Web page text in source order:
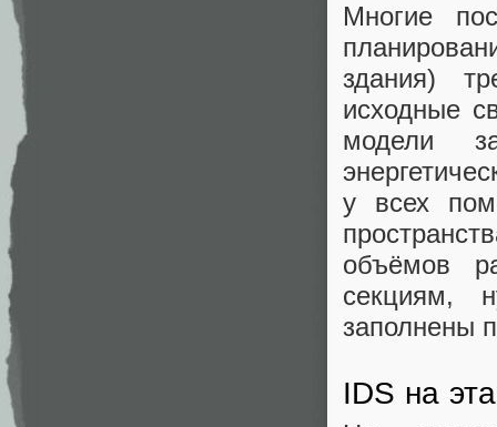
Многие
здания)
исходные
модели
у всех
объёмов
секциям,
заполнены
IDS на